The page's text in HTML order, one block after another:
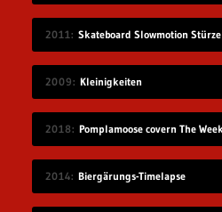
2011 Skateboard Slowmotion Stürze
2009 Kleinigkeiten
2018
2014 Biergärungs-Timelapse